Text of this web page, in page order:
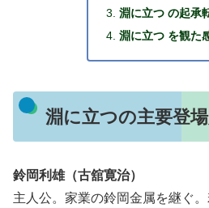
淵に立つ の起承
淵に立つ を観た
淵に立つの主要登
鈴岡利雄（古舘寛治）
主人公。家業の鈴岡金属を継ぐ